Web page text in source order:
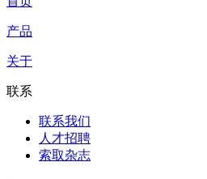
产品
关于
联系
联系我们
人才招聘
索取杂志